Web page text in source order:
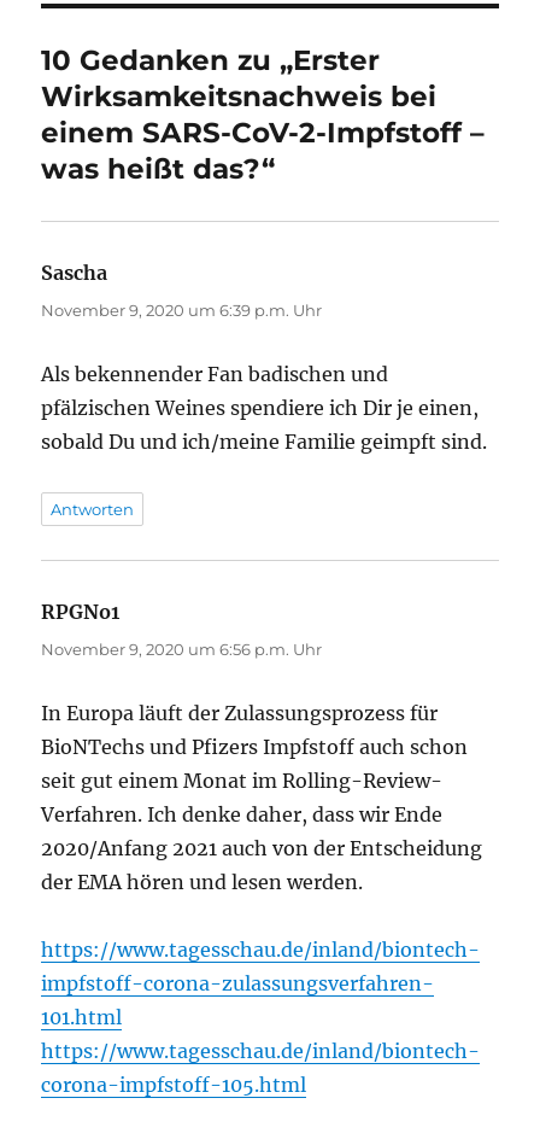
10 Gedanken zu „Erster
Wirksamkeitsnachweis bei
einem SARS-CoV-2-Impfstoff –
was heißt das?“
Sascha
November 9, 2020 um 6:39 p.m. Uhr
Als bekennender Fan badischen und
pfälzischen Weines spendiere ich Dir je einen,
sobald Du und ich/meine Familie geimpft sind.
Antworten
RPGNo1
November 9, 2020 um 6:56 p.m. Uhr
In Europa läuft der Zulassungsprozess für
BioNTechs und Pfizers Impfstoff auch schon
seit gut einem Monat im Rolling-Review-
Verfahren. Ich denke daher, dass wir Ende
2020/Anfang 2021 auch von der Entscheidung
der EMA hören und lesen werden.
https://www.tagesschau.de/inland/biontech-
impfstoff-corona-zulassungsverfahren-
101.html
https://www.tagesschau.de/inland/biontech-
corona-impfstoff-105.html